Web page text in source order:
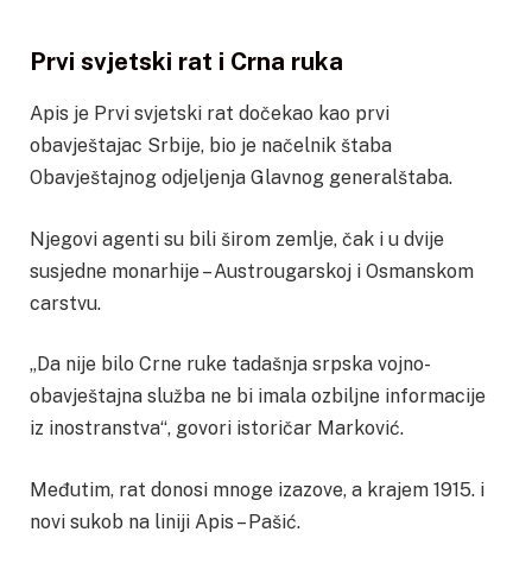
Prvi svjetski rat i Crna ruka
Apis je Prvi svjetski rat dočekao kao prvi
obavještajac Srbije, bio je načelnik štaba
Obavještajnog odjeljenja Glavnog generalštaba.
Njegovi agenti su bili širom zemlje, čak i u dvije
susjedne monarhije – Austrougarskoj i Osmanskom
carstvu.
„Da nije bilo Crne ruke tadašnja srpska vojno-
obavještajna služba ne bi imala ozbiljne informacije
iz inostranstva“, govori istoričar Marković.
Međutim, rat donosi mnoge izazove, a krajem 1915. i
novi sukob na liniji Apis – Pašić.